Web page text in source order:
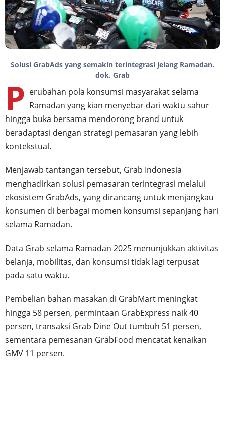
Solusi GrabAds yang semakin terintegrasi jelang Ramadan.
dok. Grab
P erubahan pola konsumsi masyarakat selama
Ramadan yang kian menyebar dari waktu sahur
hingga buka bersama mendorong brand untuk
beradaptasi dengan strategi pemasaran yang lebih
kontekstual.
Menjawab tantangan tersebut, Grab Indonesia
menghadirkan solusi pemasaran terintegrasi melalui
ekosistem GrabAds, yang dirancang untuk menjangkau
konsumen di berbagai momen konsumsi sepanjang hari
selama Ramadan.
Data Grab selama Ramadan 2025 menunjukkan aktivitas
belanja, mobilitas, dan konsumsi tidak lagi terpusat
pada satu waktu.
Pembelian bahan masakan di GrabMart meningkat
hingga 58 persen, permintaan GrabExpress naik 40
persen, transaksi Grab Dine Out tumbuh 51 persen,
sementara pemesanan GrabFood mencatat kenaikan
GMV 11 persen.